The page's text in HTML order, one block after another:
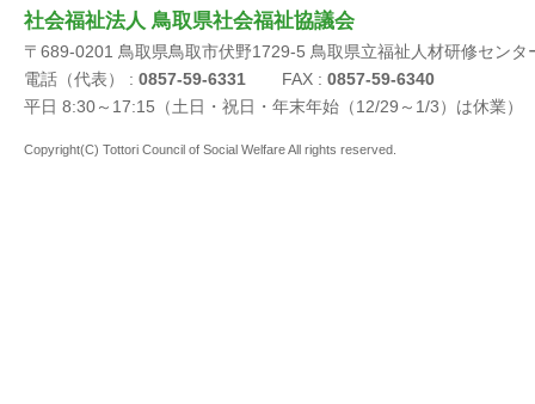
社会福祉法人 鳥取県社会福祉協議会
〒689-0201 鳥取県鳥取市伏野1729-5 鳥取県立福祉人材研修センタ
電話（代表） : 0857-59-6331 FAX : 0857-59-6340
平日 8:30～17:15（土日・祝日・年末年始（12/29～1/3）は休業）
Copyright(C) Tottori Council of Social Welfare All rights reserved.